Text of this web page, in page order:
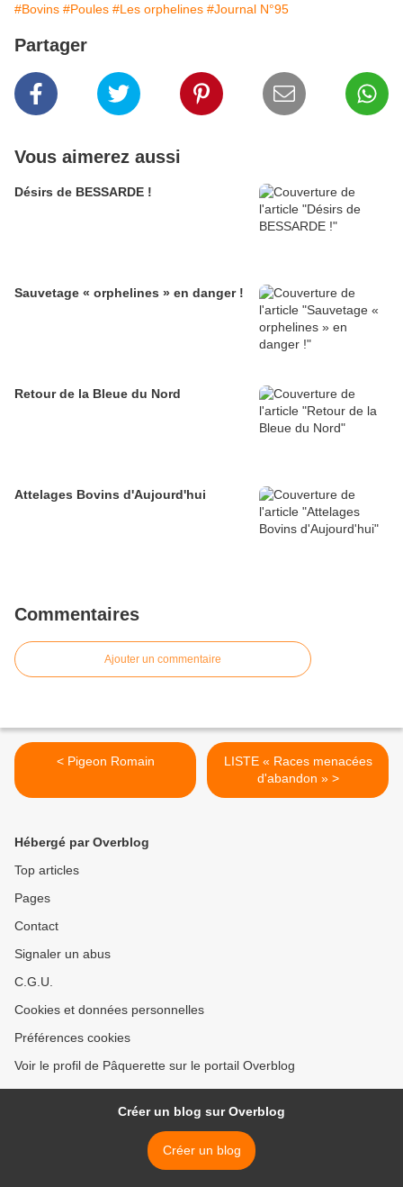
#Bovins #Poules #Les orphelines #Journal N°95
Partager
Vous aimerez aussi
Désirs de BESSARDE !
Sauvetage « orphelines » en danger !
Retour de la Bleue du Nord
Attelages Bovins d'Aujourd'hui
Commentaires
Ajouter un commentaire
< Pigeon Romain
LISTE « Races menacées
d'abandon » >
Hébergé par Overblog
Top articles
Pages
Contact
Signaler un abus
C.G.U.
Cookies et données personnelles
Préférences cookies
Voir le profil de Pâquerette sur le portail Overblog
Créer un blog sur Overblog
Créer un blog